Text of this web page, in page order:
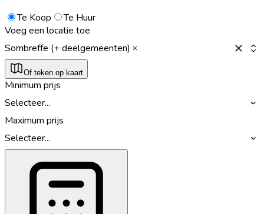
Te Koop
Te Huur
Voeg een locatie toe
Sombreffe (+ deelgemeenten)
Of teken op kaart
Minimum prijs
Selecteer...
Maximum prijs
Selecteer...